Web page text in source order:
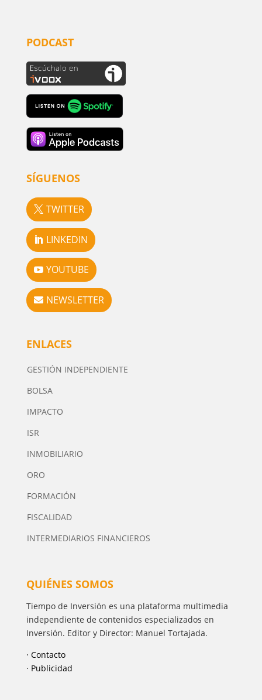
PODCAST
SÍGUENOS
TWITTER
LINKEDIN
YOUTUBE
NEWSLETTER
ENLACES
GESTIÓN INDEPENDIENTE
BOLSA
IMPACTO
ISR
INMOBILIARIO
ORO
FORMACIÓN
FISCALIDAD
INTERMEDIARIOS FINANCIEROS
QUIÉNES SOMOS
Tiempo de Inversión es una plataforma multimedia
independiente de contenidos especializados en
Inversión. Editor y Director: Manuel Tortajada.
· Contacto
· Publicidad